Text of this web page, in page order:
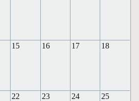
15 16 17 18
22 23 24 25